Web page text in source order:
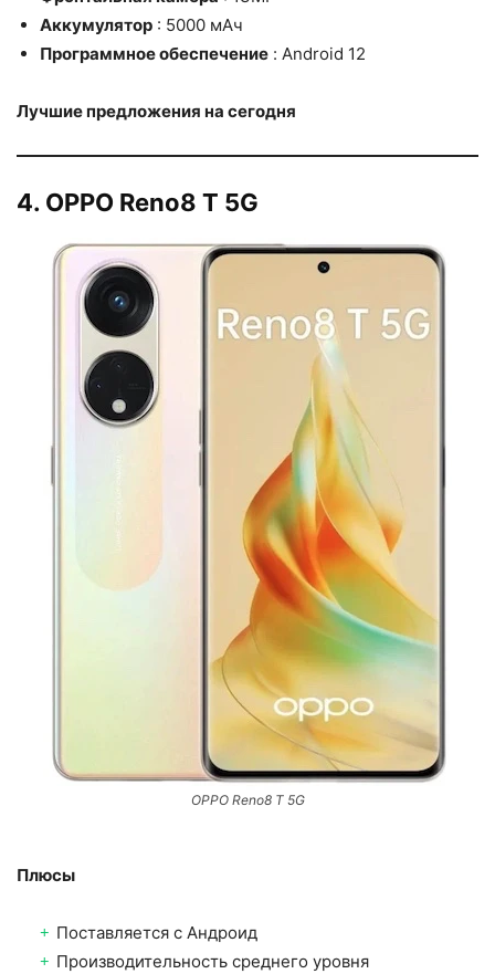
Аккумулятор : 5000 мАч
Программное обеспечение : Android 12
Лучшие предложения на сегодня
4. OPPO Reno8 T 5G
OPPO Reno8 T 5G
Плюсы
Поставляется с Андроид
Производительность среднего уровня